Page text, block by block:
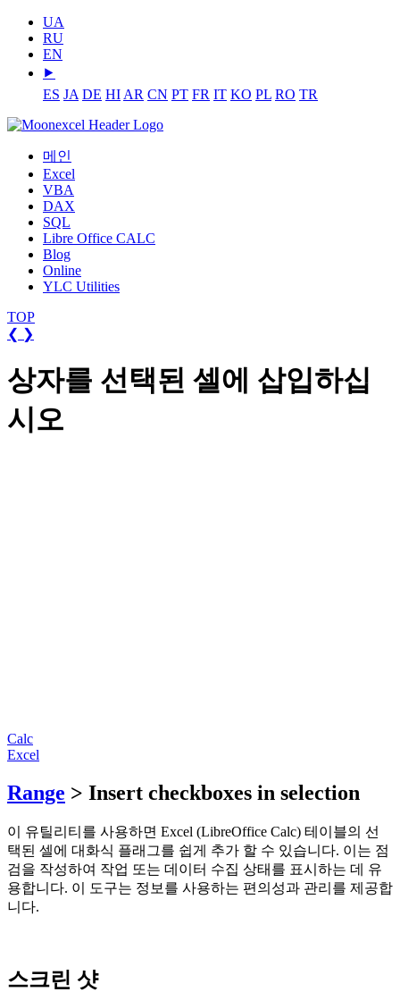
UA
RU
EN
⯈
ES JA DE HI AR CN PT FR IT KO PL RO TR
메인
Excel
VBA
DAX
SQL
Libre Office CALC
Blog
Online
YLC Utilities
TOP
❮ ❯
상자를 선택된 셀에 삽입하십
시오
Calc
Excel
Range > Insert checkboxes in selection
이 유틸리티를 사용하면 Excel (LibreOffice Calc) 테이블의 선
택된 셀에 대화식 플래그를 쉽게 추가 할 수 있습니다. 이는 점
검을 작성하여 작업 또는 데이터 수집 상태를 표시하는 데 유
용합니다. 이 도구는 정보를 사용하는 편의성과 관리를 제공합
니다.
스크린 샷